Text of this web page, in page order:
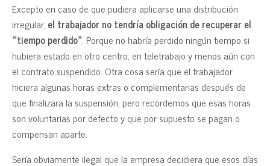
Excepto en caso de que pudiera aplicarse una distribución
irregular, el trabajador no tendría obligación de recuperar el
«tiempo perdido». Porque no habría perdido ningún tiempo si
hubiera estado en otro centro, en teletrabajo y menos aún con
el contrato suspendido. Otra cosa sería que el trabajador
hiciera algunas horas extras o complementarias después de
que finalizara la suspensión; pero recordemos que esas horas
son voluntarias por defecto y que por supuesto se pagan o
compensan aparte.
Sería obviamente ilegal que la empresa decidiera que esos días